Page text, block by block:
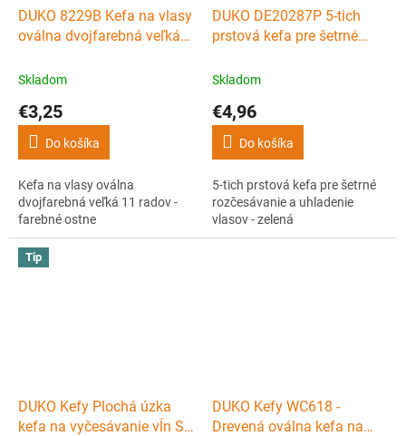
DUKO 8229B Kefa na vlasy
oválna dvojfarebná veľká
Skladom
€3,25
Do košíka
Kefa na vlasy oválna
dvojfarebná veľká 11 radov -
farebné ostne
DUKO DE20287P 5-tich
prstová kefa pre šetrné
vlasov - zelená
Skladom
€4,96
Do košíka
5-tich prstová kefa pre šetrné
rozčesávanie a uhladenie
vlasov - zelená
Tip
DUKO Kefy Plochá úzka
kefa na vyčesávanie vĺn So
DUKO Kefy WC618 -
Drevená oválna kefa na